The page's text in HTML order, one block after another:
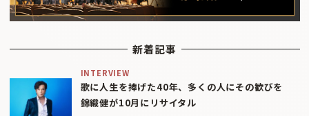
新着記事
INTERVIEW
歌に人生を捧げた40年、多くの人にその歓びを
錦織健が10月にリサイタル